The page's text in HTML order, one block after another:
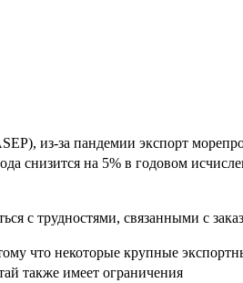
из-за пандемии экспорт
снизится на 5% в годовом
с трудностями, связанными с
что некоторые крупные
также имеет ограничения